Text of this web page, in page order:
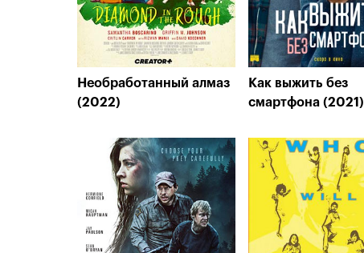
Необработанный алмаз
(2022)
Как выжить без
смартфона (2021)